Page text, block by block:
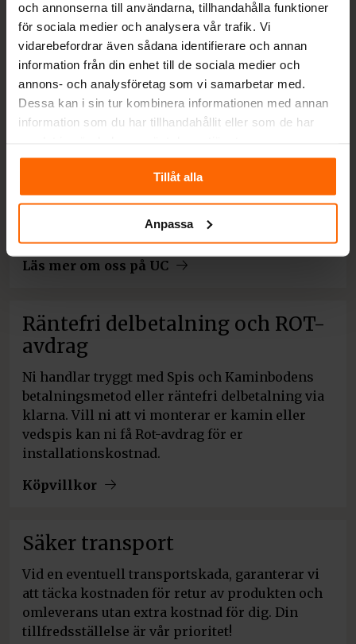
och annonserna till användarna, tillhandahålla funktioner
för sociala medier och analysera vår trafik. Vi
vidarebefordrar även sådana identifierare och annan
information från din enhet till de sociala medier och
annons- och analysföretag som vi samarbetar med.
Dessa kan i sin tur kombinera informationen med annan
information som du har tillhandahållit eller som de har
Tillåt alla
Anpassa
verksamhet och hur kan du maximera både
värme och stil?
Tips och råd
Kreditvärdighet Silver
UC SILVER indikerar att Spis och Kaminboden
Ab är en trygg och solid partner att göra affärer
med. Kreditbetyget baseras på UC Risk Företag
Läs mer om oss på UC
Räntefri delbetalning och ROT-
avdrag
Ni handlar tryggt med Spis och Kaminbodens
betalningsmetod eller räntefri delbetalning via
klarna. Vill ni att vi monterar er kamin eller
vedspis kan ni få Rot-avdrag för er
installationskostnad.
Köpvillkor
Säker transport
Vid en eventuell transportskada, garanterar vi
att täcka kostnaden för retur av produkten och
omleverans utan extra kostnad för dig. Din
tillfredsställelse är vår prioritet!